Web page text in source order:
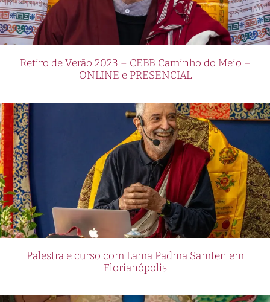
Retiro de Verão 2023 – CEBB Caminho do Meio –
ONLINE e PRESENCIAL
Palestra e curso com Lama Padma Samten em
Florianópolis